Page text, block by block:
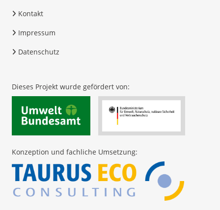
Kontakt
Impressum
Datenschutz
Dieses Projekt wurde gefördert von:
Konzeption und fachliche Umsetzung: